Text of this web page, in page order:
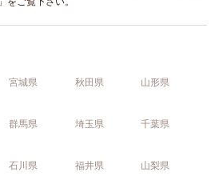
宮城県 秋田県
山形県
群馬県 埼玉県
千葉県
石川県 福井県
山梨県